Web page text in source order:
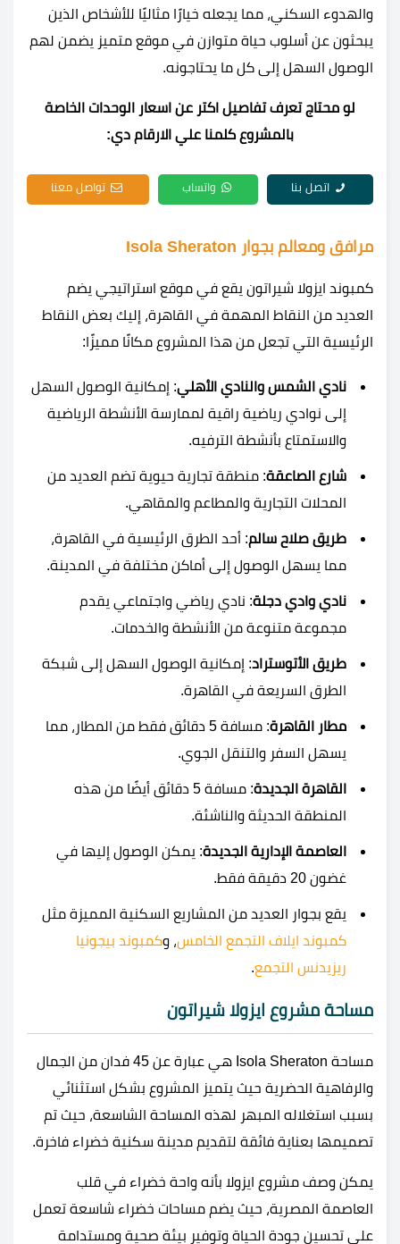
والهدوء السكني، مما يجعله خيارًا مثاليًا للأشخاص الذين
يبحثون عن أسلوب حياة متوازن في موقع متميز يضمن لهم
الوصول السهل إلى كل ما يحتاجونه.
لو محتاج تعرف تفاصيل اكتر عن اسعار الوحدات الخاصة
بالمشروع كلمنا علي الارقام دي:
اتصل بنا واتساب تواصل معنا
مرافق ومعالم بجوار Isola Sheraton
كمبوند ايزولا شيراتون يقع في موقع استراتيجي يضم
العديد من النقاط المهمة في القاهرة، إليك بعض النقاط
الرئيسية التي تجعل من هذا المشروع مكانًا مميزًا:
نادي الشمس والنادي الأهلي: إمكانية الوصول السهل
إلى نوادي رياضية راقية لممارسة الأنشطة الرياضية
والاستمتاع بأنشطة الترفيه.
شارع الصاعقة: منطقة تجارية حيوية تضم العديد من
المحلات التجارية والمطاعم والمقاهي.
طريق صلاح سالم: أحد الطرق الرئيسية في القاهرة،
مما يسهل الوصول إلى أماكن مختلفة في المدينة.
نادي وادي دجلة: نادي رياضي واجتماعي يقدم
مجموعة متنوعة من الأنشطة والخدمات.
طريق الأتوستراد: إمكانية الوصول السهل إلى شبكة
الطرق السريعة في القاهرة.
مطار القاهرة
: مسافة 5 دقائق فقط من المطار، مما
يسهل السفر والتنقل الجوي.
القاهرة الجديدة
: مسافة 5 دقائق أيضًا من هذه
المنطقة الحديثة والناشئة.
العاصمة الإدارية الجديدة: يمكن الوصول إليها في
غضون 20 دقيقة فقط.
يقع بجوار العديد من المشاريع السكنية المميزة مثل
كمبوند ايلاف التجمع الخامس، وكمبوند بيجونيا
ريزيدنس التجمع.
مساحة مشروع ايزولا شيراتون
مساحة Isola Sheraton هي عبارة عن 45 فدان من الجمال
والرفاهية الحضرية حيث يتميز المشروع بشكل استثنائي
بسبب استغلاله المبهر لهذه المساحة الشاسعة، حيث تم
تصميمها بعناية فائقة لتقديم مدينة سكنية خضراء فاخرة.
يمكن وصف مشروع ايزولا بأنه واحة خضراء في قلب
العاصمة المصرية، حيث يضم مساحات خضراء شاسعة تعمل
على تحسين جودة الحياة وتوفير بيئة صحية ومستدامة